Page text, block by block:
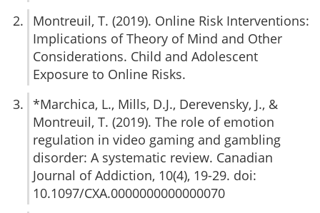
Montreuil, T. (2019). Online Risk Interventions:
Implications of Theory of Mind and Other
Considerations. Child and Adolescent
Exposure to Online Risks.
*Marchica, L., Mills, D.J., Derevensky, J., &
Montreuil, T. (2019). The role of emotion
regulation in video gaming and gambling
disorder: A systematic review. Canadian
Journal of Addiction, 10(4), 19-29. doi:
10.1097/CXA.0000000000000070